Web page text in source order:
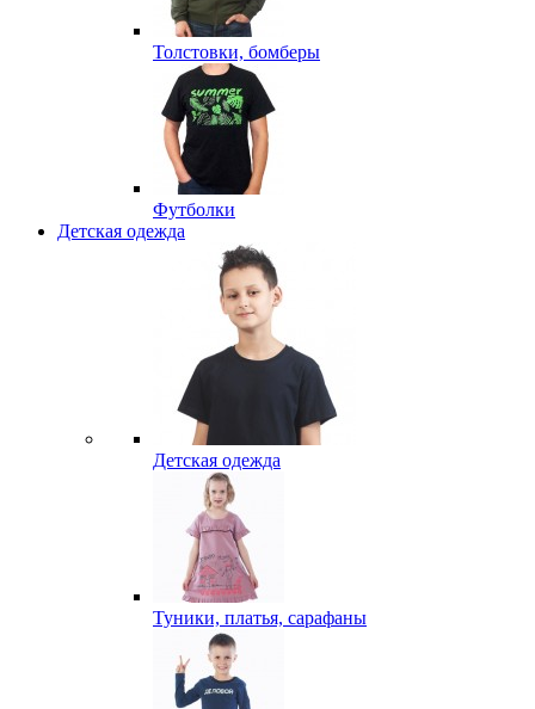
Толстовки, бомберы
Футболки
Детская одежда
Детская одежда
Туники, платья, сарафаны